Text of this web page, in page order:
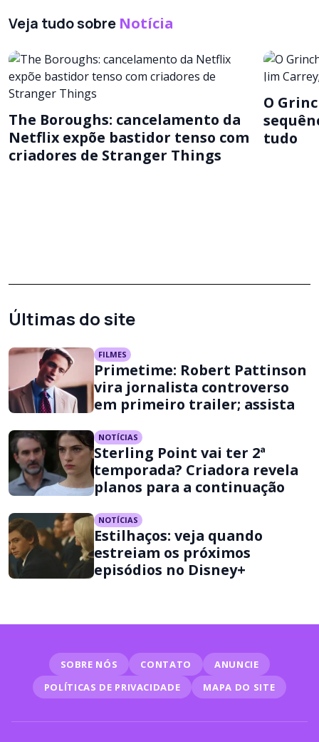
Veja tudo sobre Notícia
The Boroughs: cancelamento da
Netflix expõe bastidor tenso com
criadores de Stranger Things
O
tudo
Últimas do site
FILMES
Primetime: Robert Pattinson
vira jornalista controverso
em primeiro trailer; assista
NOTÍCIAS
Sterling Point vai ter 2ª
temporada? Criadora revela
planos para a continuação
NOTÍCIAS
Estilhaços: veja quando
estreiam os próximos
episódios no Disney+
SOBRE NÓS CONTATO
ANUNCIE
POLÍTICAS DE PRIVACIDADE
MAPA DO SITE